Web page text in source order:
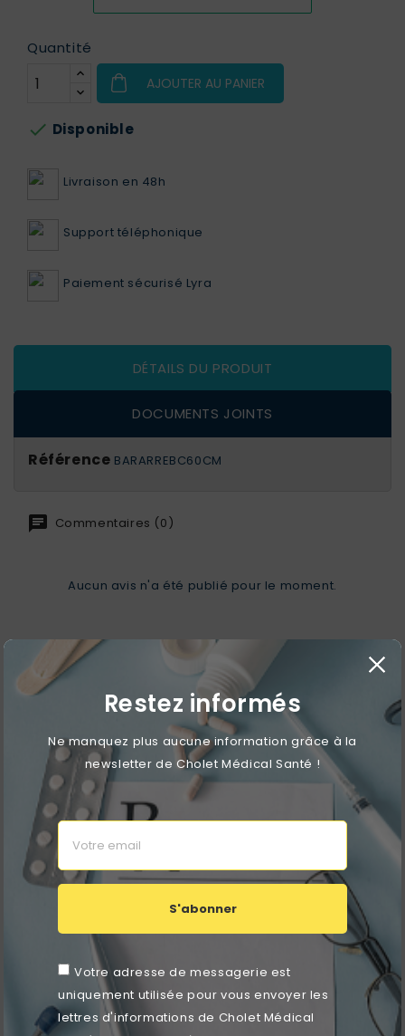
Restez informés
Ne manquez plus aucune information grâce à la
newsletter de Cholet Médical Santé !
S'abonner
Votre adresse de messagerie est
uniquement utilisée pour vous envoyer les
lettres d'informations de Cholet Médical
Quantité
AJOUTER AU PANIER
 Disponible
Livraison en 48h
Support téléphonique
Paiement sécurisé Lyra
DÉTAILS DU PRODUIT
DOCUMENTS JOINTS
Référence BARARREBC60CM
Commentaires (0)
Aucun avis n'a été publié pour le moment.
4 autres produits dans la même
catégorie :
RUPTURE DE STOCK favorite_border
Siège De Douche Mural